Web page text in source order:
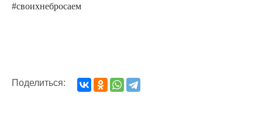
#своихнебросаем
Поделиться: